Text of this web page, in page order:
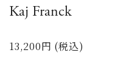
Kaj Franck
13,200円 (税込)